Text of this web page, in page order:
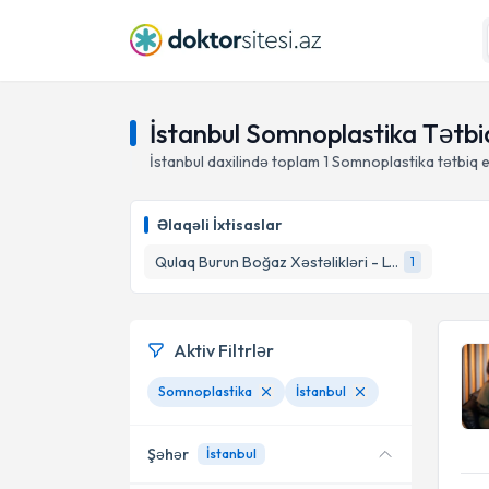
İstanbul Somnoplastika
İstanbul daxilində toplam 1 Somnoplastika tətbiq
Əlaqəli İxtisaslar
Qulaq Burun Boğaz Xəstəlikləri - LOR Cerrah
1
Aktiv Filtrlər
Somnoplastika İstanbul
Şəhər İstanbul